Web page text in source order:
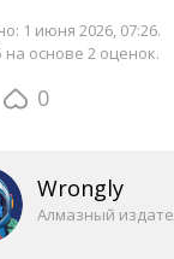
1 июня 2026, 07:26.
на основе 2 оценок.
0
Wrongly
Алмазный